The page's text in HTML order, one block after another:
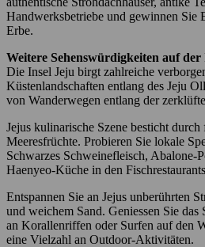
Handwerksbetriebe und gewinnen Sie
Erbe.
Weitere Sehenswürdigkeiten auf der
Die Insel Jeju birgt zahlreiche
Küstenlandschaften entlang des Jeju
von Wanderwegen entlang der
Jejus kulinarische Szene besticht
Meeresfrüchte. Probieren Sie lokale
Schwarzes Schweinefleisch, Abalone-
Haenyeo-Küche in den
Entspannen Sie an Jejus unberührten
und weichem Sand. Geniessen Sie das
an Korallenriffen oder Surfen auf den
eine Vielzahl an Outdoor-Aktivitäten.